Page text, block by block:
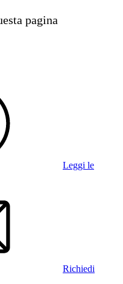
pagina
Leggi le
Richiedi